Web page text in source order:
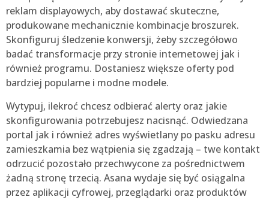
reklam displayowych, aby dostawać skuteczne,
produkowane mechanicznie kombinacje broszurek.
Skonfiguruj śledzenie konwersji, żeby szczegółowo
badać transformacje przy stronie internetowej jak i
również programu. Dostaniesz większe oferty pod
bardziej popularne i modne modele.
Wytypuj, ilekroć chcesz odbierać alerty oraz jakie
skonfigurowania potrzebujesz nacisnąć. Odwiedzana
portal jak i również adres wyświetlany po pasku adresu
zamieszkamia bez wątpienia się zgadzają – twe kontakt
odrzucić pozostało przechwycone za pośrednictwem
żadną stronę trzecią. Asana wydaje się być osiągalna
przez aplikacji cyfrowej, przeglądarki oraz produktów